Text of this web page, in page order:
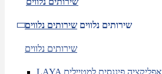
שירותים נלווים שירותים נלווים
שירותים נלווים
LAYA אפליקציה פיננסית למטיילים